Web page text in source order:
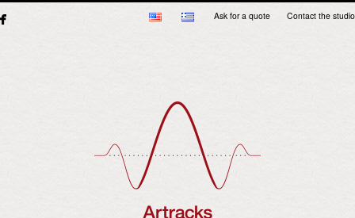
Ask for a quote Contact the studio